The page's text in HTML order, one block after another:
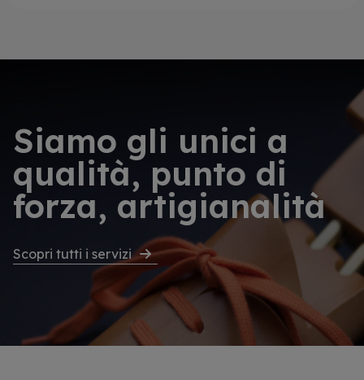
Siamo gli unici a
qualità, punto di
forza, artigianalità
Scopri tutti i servizi